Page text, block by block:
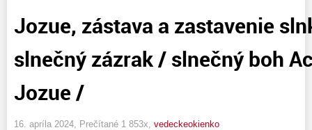
Jozue, zástava a zastavenie
slnečný zázrak / slnečný boh
Jozue /
16. apríla 2024, Prečítané 1 853x, vedeckeokienko